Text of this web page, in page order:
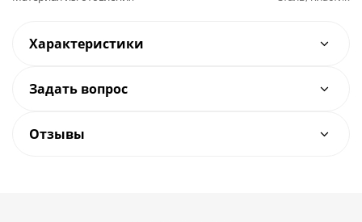
Характеристики
Задать вопрос
Отзывы